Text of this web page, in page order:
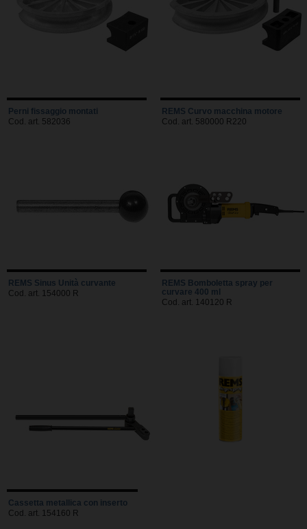
Perni fissaggio montati
Cod. art. 582036
REMS Curvo macchina motore
Cod. art. 580000 R220
REMS Sinus Unità curvante
Cod. art. 154000 R
REMS Bomboletta spray per
curvare 400 ml
Cod. art. 140120 R
Cassetta metallica con inserto
Cod. art. 154160 R